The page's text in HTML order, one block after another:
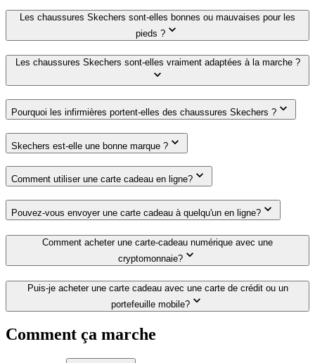
Les chaussures Skechers sont-elles bonnes ou mauvaises pour les
pieds ?
Les chaussures Skechers sont-elles vraiment adaptées à la marche ?
Pourquoi les infirmières portent-elles des chaussures Skechers ?
Skechers est-elle une bonne marque ?
Comment utiliser une carte cadeau en ligne?
Pouvez-vous envoyer une carte cadeau à quelqu'un en ligne?
Comment acheter une carte-cadeau numérique avec une
cryptomonnaie?
Puis-je acheter une carte cadeau avec une carte de crédit ou un
portefeuille mobile?
Comment ça marche